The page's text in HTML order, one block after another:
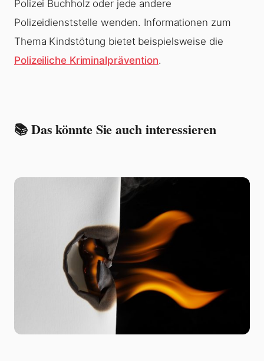
Polizei Buchholz oder jede andere
Polizeidienststelle wenden. Informationen zum
Thema Kindstötung bietet beispielsweise die
Polizeiliche Kriminalprävention.
📚 Das könnte Sie auch interessieren